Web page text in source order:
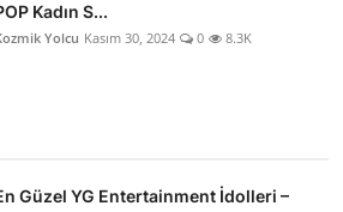
Kadın S...
Yolcu Kasım 30, 2024 0 8.3K
Güzel YG Entertainment İdolleri –